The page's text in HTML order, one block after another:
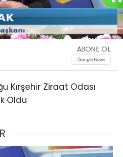
Video
ABONE OL
Kırşehir Ziraat Odası
Oldu